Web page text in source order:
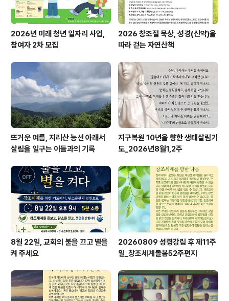
2026년 미래 청년 일자리 사업,
참여자 2차 모집
2026 창조절 묵상, 성경(신약)을
따라 걷는 자연산책
뜨거운 여름, 지리산 능선 아래서
살림을 일구는 이들과의 기록
지구복원 10년을 향한 생태살림기
도_2026년8월1,2주
8월 22일, 교회의 불을 끄고 별을
켜 주세요
20260809 성령강림 후 제11주
일_창조세계돌봄52주편지